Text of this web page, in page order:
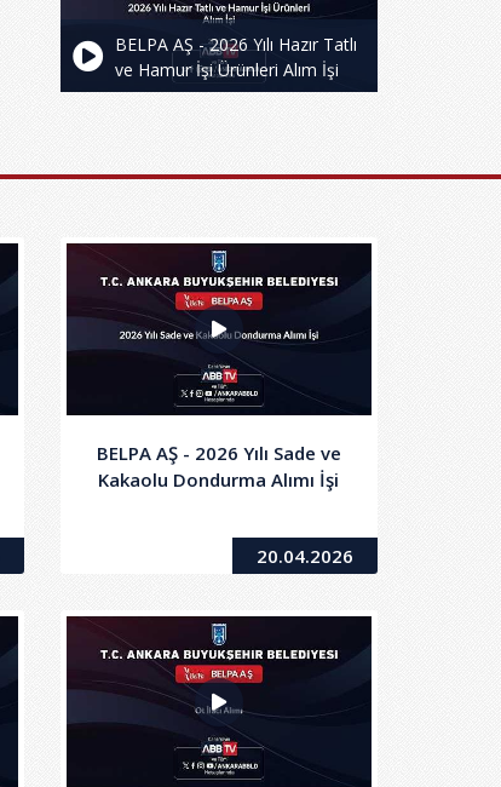
BELPA AŞ - 2026 Yılı Hazır Tatlı
ve Hamur İşi Ürünleri Alım İşi
BELPA AŞ - 2026 Yılı Sade ve
Kakaolu Dondurma Alımı İşi
20.04.2026